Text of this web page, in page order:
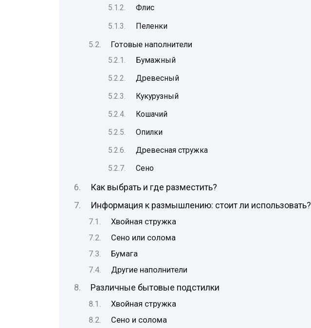
Флис
Пеленки
Готовые наполнители
Бумажный
Древесный
Кукурузный
Кошачий
Опилки
Древесная стружка
Сено
Как выбрать и где разместить?
Информация к размышлению: стоит ли использовать?
Хвойная стружка
Сено или солома
Бумага
Другие наполнители
Различные бытовые подстилки
Хвойная стружка
Сено и солома